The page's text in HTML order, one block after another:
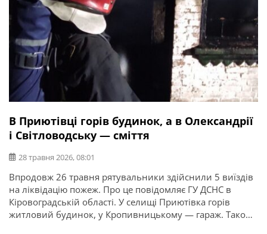
В Приютівці горів будинок, а в Олександрії
і Світловодську — сміття
28 травня 2026, 08:01
Впродовж 26 травня рятувальники здійснили 5 виїздів
на ліквідацію пожеж. Про це повідомляє ГУ ДСНС в
Кіровоградській області. У селищі Приютівка горів
житловий будинок, у Кропивницькому — гараж. Також